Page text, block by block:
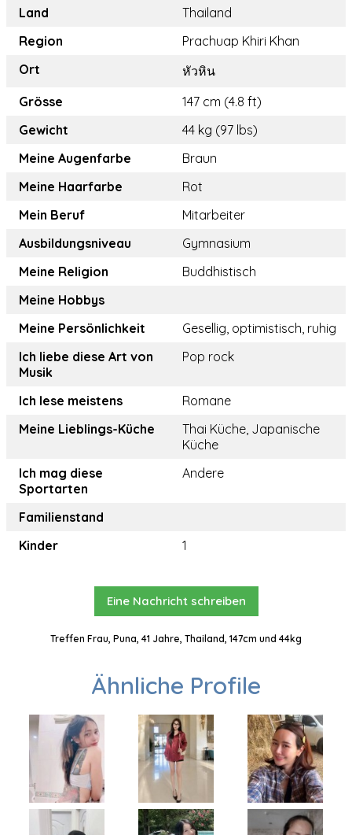
Land
Thailand
Region
Prachuap Khiri Khan
Ort
หัวหิน
Grösse
147 cm (4.8 ft)
Gewicht
44 kg (97 lbs)
Meine Augenfarbe
Braun
Meine Haarfarbe
Rot
Mein Beruf
Mitarbeiter
Ausbildungsniveau
Gymnasium
Meine Religion
Buddhistisch
Meine Hobbys
Meine Persönlichkeit
Gesellig, optimistisch, ruhig
Ich liebe diese Art von
Musik
Pop rock
Ich lese meistens
Romane
Meine Lieblings-Küche
Thai Küche, Japanische
Küche
Ich mag diese
Sportarten
Andere
Familienstand
Kinder
1
Eine Nachricht schreiben
Treffen Frau, Puna, 41 Jahre, Thailand, 147cm und 44kg
Ähnliche Profile